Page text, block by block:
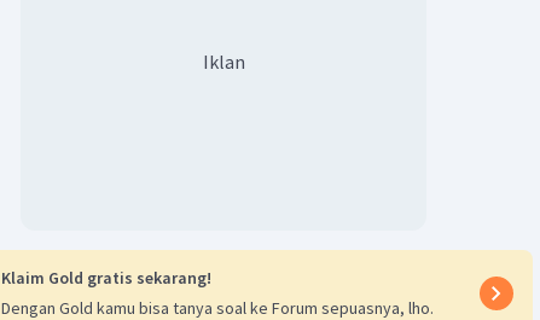
Iklan
Klaim Gold gratis sekarang!
Dengan Gold kamu bisa tanya soal ke Forum sepuasnya, lho.